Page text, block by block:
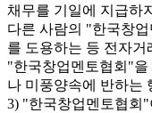
채무를 기일에 지급하
다른 사람의 "한국창
를 도용하는 등 전자
"한국창업멘토협회"을
나 미풍양속에 반하는
3) "한국창업멘토협회